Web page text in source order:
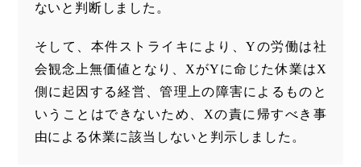
ないと判断しました。
そして、本件ストライキにより、Yの労働は社
会観念上無価値となり、XがYに命じた休業はX
側に起因する経営、管理上の障害によるものと
いうことはできないため、Xの責に帰すべき事
由による休業に該当しないと判示しました。